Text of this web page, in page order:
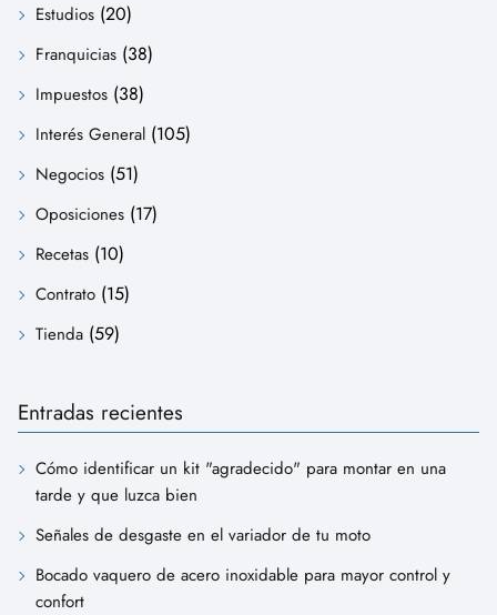
Estudios (20)
Franquicias (38)
Impuestos (38)
Interés General (105)
Negocios (51)
Oposiciones (17)
Recetas (10)
Contrato (15)
Tienda (59)
Entradas recientes
Cómo identificar un kit "agradecido" para montar en una
tarde y que luzca bien
Señales de desgaste en el variador de tu moto
Bocado vaquero de acero inoxidable para mayor control y
confort